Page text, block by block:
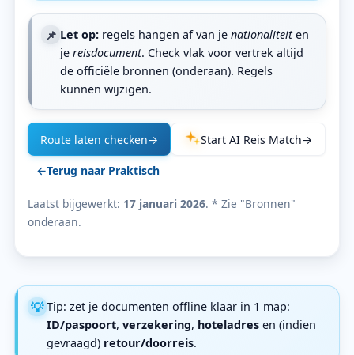
📌 Let op:regels hangen af van je nationaliteiten
je reisdocument. Check vlak voor vertrek altijd
de officiële bronnen (onderaan). Regels
kunnen wijzigen.
Route laten checken→ Start AI Reis Match→
←Terug naar Praktisch
Laatst bijgewerkt: 17 januari 2026. * Zie "Bronnen"
onderaan.
💡 Tip: zet je documenten offline klaar in 1 map:
ID/paspoort, verzekering, hoteladresen (indien
gevraagd) retour/doorreis.